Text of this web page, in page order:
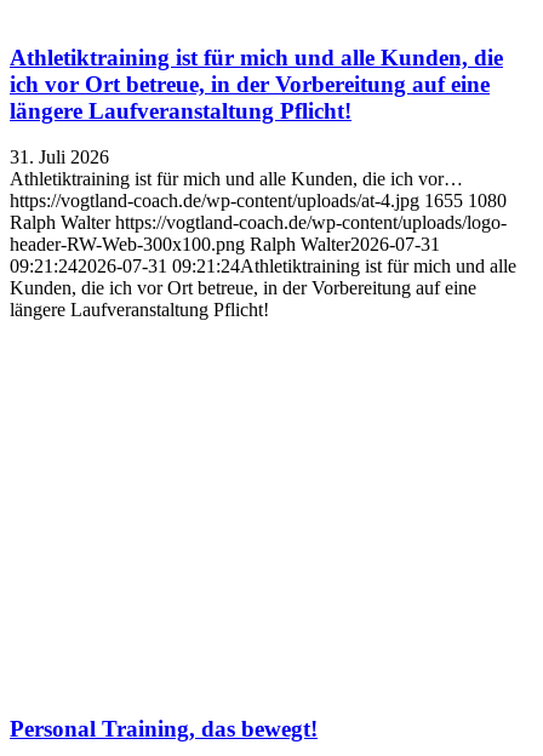
Athletiktraining ist für mich und alle Kunden, die
ich vor Ort betreue, in der Vorbereitung auf eine
längere Laufveranstaltung Pflicht!
31. Juli 2026
Athletiktraining ist für mich und alle Kunden, die ich vor…
https://vogtland-coach.de/wp-content/uploads/at-4.jpg 1655 1080
Ralph Walter https://vogtland-coach.de/wp-content/uploads/logo-
header-RW-Web-300x100.png Ralph Walter2026-07-31
09:21:242026-07-31 09:21:24Athletiktraining ist für mich und alle
Kunden, die ich vor Ort betreue, in der Vorbereitung auf eine
längere Laufveranstaltung Pflicht!
Personal Training, das bewegt!